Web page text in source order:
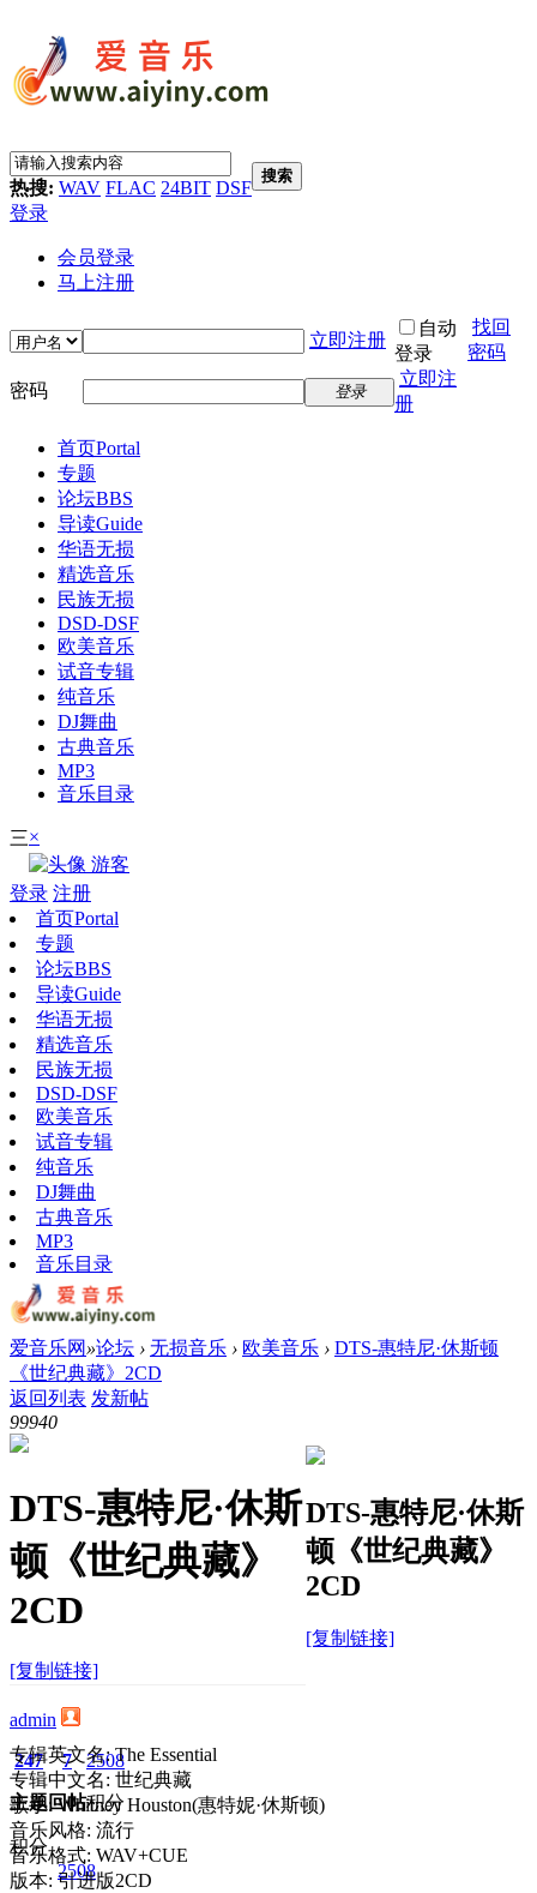
热搜: WAV FLAC 24BIT DSF
搜索
登录
会员登录
马上注册
立即注册
自动
登录
找回
密码
密码
登录
立即注
册
首页Portal
专题
论坛BBS
导读Guide
华语无损
精选音乐
民族无损
DSD-DSF
欧美音乐
试音专辑
纯音乐
DJ舞曲
古典音乐
MP3
音乐目录
三×
游客
登录 注册
首页Portal
专题
论坛BBS
导读Guide
华语无损
精选音乐
民族无损
DSD-DSF
欧美音乐
试音专辑
纯音乐
DJ舞曲
古典音乐
MP3
音乐目录
爱音乐网 »论坛 › 无损音乐 › 欧美音乐 › DTS-惠特尼·休斯顿
《世纪典藏》2CD
返回列表 发新帖
99940
DTS-惠特尼·休斯
顿《世纪典藏》
2CD
[复制链接]
DTS-惠特尼·休斯
顿《世纪典藏》
2CD
[复制链接]
admin
247
主题
7
回帖
2508
积分
积分
2508
专辑英文名: The Essential
专辑中文名: 世纪典藏
歌手: Whitney Houston(惠特妮·休斯顿)
音乐风格: 流行
音乐格式: WAV+CUE
版本: 引进版2CD